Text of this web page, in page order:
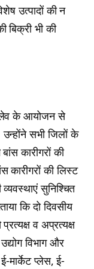
उत्पादों की न
बिक्री भी की
के आयोजन से
सभी जिलों के
कारीगरों की
कारीगरों की लिस्ट
सुनिश्चित
कि दो दिवसीय
व अप्रत्यक्ष
विभाग और
मार्केट प्लेस, ई-